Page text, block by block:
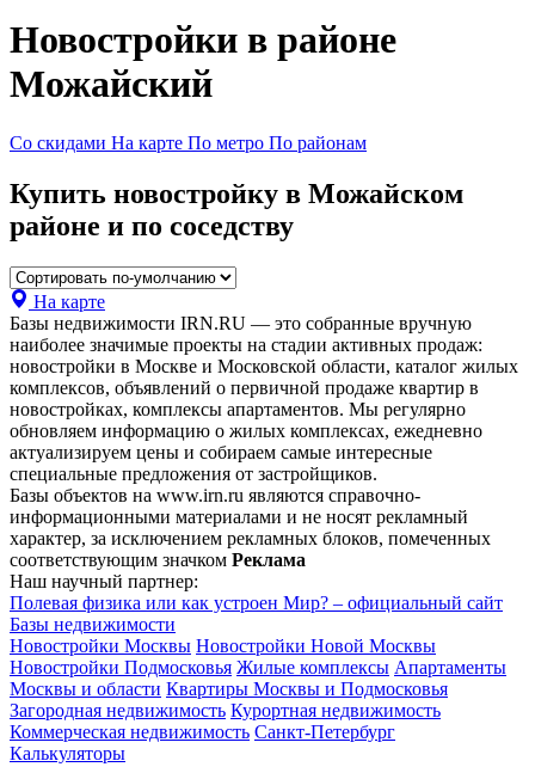
Новостройки в районе
Можайский
Со скидами На карте По метро По районам
Купить новостройку в Можайском
районе и по соседству
На карте
Базы недвижимости IRN.RU — это собранные вручную
наиболее значимые проекты на стадии активных продаж:
новостройки в Москве и Московской области, каталог жилых
комплексов, объявлений о первичной продаже квартир в
новостройках, комплексы апартаментов. Мы регулярно
обновляем информацию о жилых комплексах, ежедневно
актуализируем цены и собираем самые интересные
специальные предложения от застройщиков.
Базы объектов на www.irn.ru являются справочно-
информационными материалами и не носят рекламный
характер, за исключением рекламных блоков, помеченных
соответствующим значком Реклама
Наш научный партнер:
Полевая физика или как устроен Мир? – официальный сайт
Базы недвижимости
Новостройки Москвы Новостройки Новой Москвы
Новостройки Подмосковья Жилые комплексы Апартаменты
Москвы и области Квартиры Москвы и Подмосковья
Загородная недвижимость Курортная недвижимость
Коммерческая недвижимость Санкт-Петербург
Калькуляторы